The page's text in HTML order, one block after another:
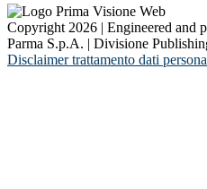
Copyright 2026 | Engineered and
Parma S.p.A. | Divisione
Disclaimer trattamento dati